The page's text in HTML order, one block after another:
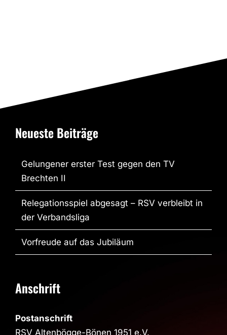
Neueste Beiträge
Gelungener erster Test gegen den TV
Brechten II
Relegationsspiel abgesagt – RSV verbleibt in
der Verbandsliga
Vorfreude auf das Jubiläum
Anschrift
Postanschrift
RSV Altenbögge-Bönen 1951 e.V.